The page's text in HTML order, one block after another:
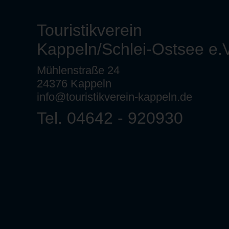
Touristikverein
Kappeln/Schlei-Ostsee
Mühlenstraße 24
24376 Kappeln
info@touristikverein-kappeln.de
Tel. 04642 - 920930